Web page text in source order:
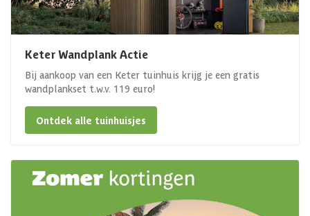
Keter Wandplank Actie
Bij aankoop van een Keter tuinhuis krijg je een gratis
wandplankset t.w.v. 119 euro!
Ontdek alle tuinhuisjes